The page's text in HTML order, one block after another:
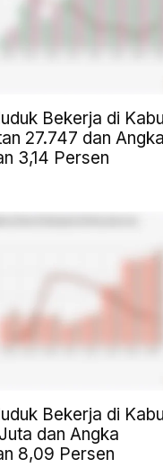
Bekerja di
27.747 dan Angka
3,14 Persen
Bekerja di
dan Angka
8,09 Persen